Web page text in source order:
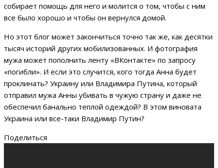
собирает помощь для него и молится о том, чтобы с ним
все было хорошо и чтобы он вернулся домой.
Но этот блог может закончиться точно так же, как десятки
тысяч историй других мобилизованных. И фотография
мужа может пополнить ленту «ВКонтакте» по запросу
«погибли». И если это случится, кого тогда Анна будет
проклинать? Украину или Владимира Путина, который
отправил мужа Анны убивать в чужую страну и даже не
обеспечил банально теплой одеждой? В этом виновата
Украина или все-таки Владимир Путин?
Поделиться